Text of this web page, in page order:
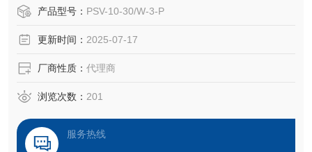
控制（刀具浸入深度测量）等功能保证了冲压和成型过程中
程中的高可靠性和成本效益：故障可在早期阶段被检测到，
产品型号： PSV-10-30/W-3-P
更新时间： 2025-07-17
厂商性质： 代理商
浏览次数： 201
服务热线